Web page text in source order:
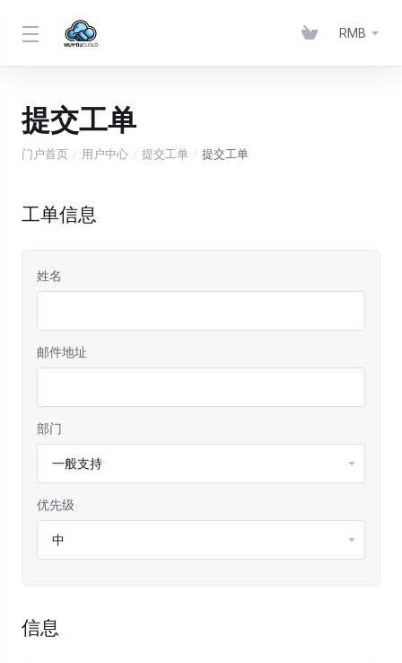
RMB
提交工单
门户首页 用户中心 提交工单 提交工单
工单信息
姓名
邮件地址
部门
优先级
信息